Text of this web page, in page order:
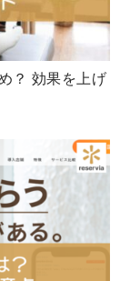
？ 効果を上げ